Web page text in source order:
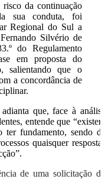
da continuação
sua conduta, foi
Regional do Sul a
Silvério de
do Regulamento
em proposta do
salientando que o
a concordância de
que, face à análise
entende que “existem
ter fundamento, sendo de
quaisquer respostas
de uma solicitação do